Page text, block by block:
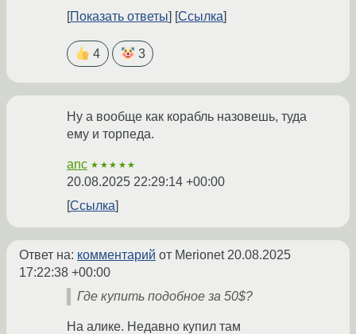
Показать ответы
Ссылка
4 3
Ну а вообще как корабль назовешь, туда
ему и торпеда.
anc ★★★★★
20.08.2025 22:29:14 +00:00
Ссылка
Ответ на: комментарий от Merionet 20.08.2025
17:22:38 +00:00
Где купить подобное за 50$?
На алике. Недавно купил там